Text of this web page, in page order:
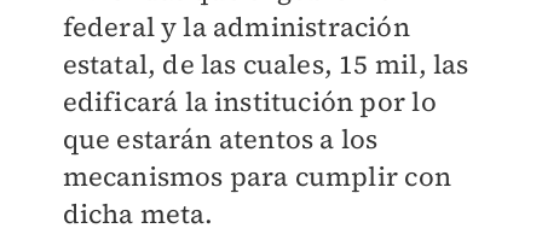
federal y la administración
estatal, de las cuales, 15 mil, las
edificará la institución por lo
que estarán atentos a los
mecanismos para cumplir con
dicha meta.